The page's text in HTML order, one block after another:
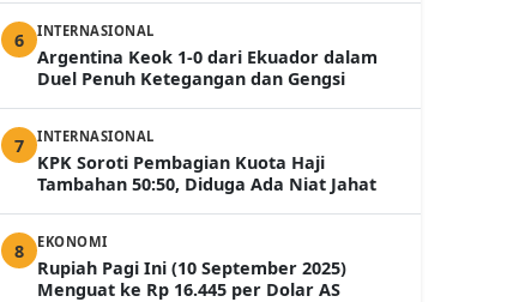
6 INTERNASIONAL
Argentina Keok 1-0 dari Ekuador dalam
Duel Penuh Ketegangan dan Gengsi
7 INTERNASIONAL
KPK Soroti Pembagian Kuota Haji
Tambahan 50:50, Diduga Ada Niat Jahat
8 EKONOMI
Rupiah Pagi Ini (10 September 2025)
Menguat ke Rp 16.445 per Dolar AS